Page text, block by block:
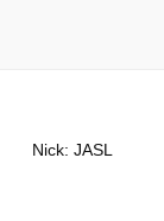
Nick: JASL